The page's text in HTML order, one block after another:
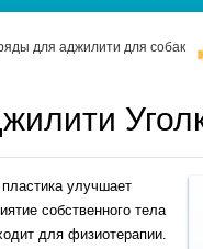
для аджилити для собак
улучшает
собственного тела
для физиотерапии.